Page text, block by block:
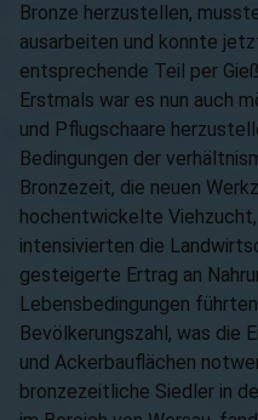
Bronze herzustellen,
ausarbeiten und konnte
entsprechende Teil per
Erstmals war es nun auch
und Pflugschaare
Bedingungen der
Bronzezeit, die neuen
hochentwickelte
intensivierten die
gesteigerte Ertrag an
Lebensbedingungen
Bevölkerungszahl, was die
und Ackerbauflächen
bronzezeitliche Siedler in